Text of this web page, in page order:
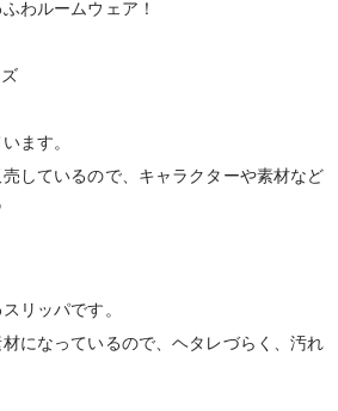
わルームウェア！
ます。
しているので、キャラクターや素材など
リッパです。
になっているので、ヘタレづらく、汚れ